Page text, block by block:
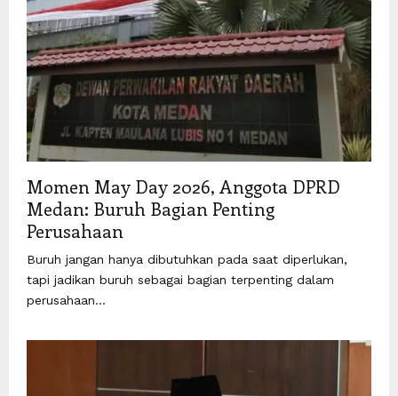
Momen May Day 2026, Anggota DPRD
Medan: Buruh Bagian Penting
Perusahaan
Buruh jangan hanya dibutuhkan pada saat diperlukan,
tapi jadikan buruh sebagai bagian terpenting dalam
perusahaan...